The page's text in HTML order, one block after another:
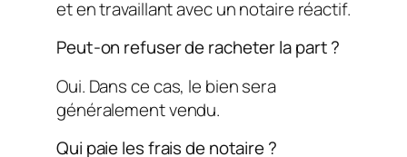
et en travaillant avec un notaire réactif.
Peut-on refuser de racheter la part ?
Oui. Dans ce cas, le bien sera
généralement vendu.
Qui paie les frais de notaire ?